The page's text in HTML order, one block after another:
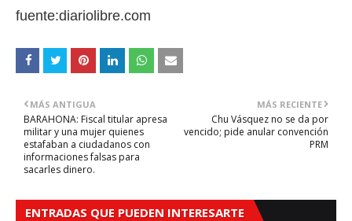
fuente:diariolibre.com
MÁS RECIENTE
Chu Vásquez no se da por
vencido; pide anular convención
PRM
MÁS ANTIGUA
BARAHONA: Fiscal titular apresa
militar y una mujer quienes
estafaban a ciudadanos con
informaciones falsas para
sacarles dinero.
ENTRADAS QUE PUEDEN INTERESARTE